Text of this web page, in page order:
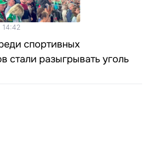
14:42
спортивных
стали разыгрывать уголь